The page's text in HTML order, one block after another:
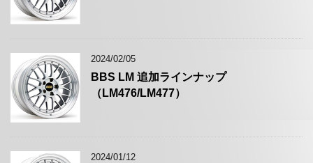
2024/02/05
BBS LM 追加ラインナップ
（LM476/LM477）
2024/01/12